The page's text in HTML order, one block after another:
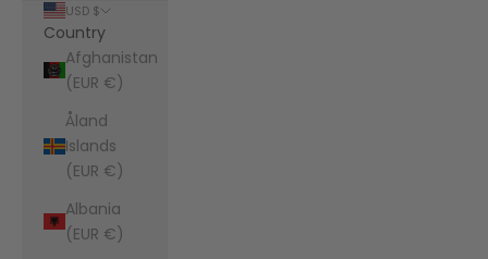
USD $
Country
Afghanistan
(EUR €)
Åland
Islands
(EUR €)
Albania
(EUR €)